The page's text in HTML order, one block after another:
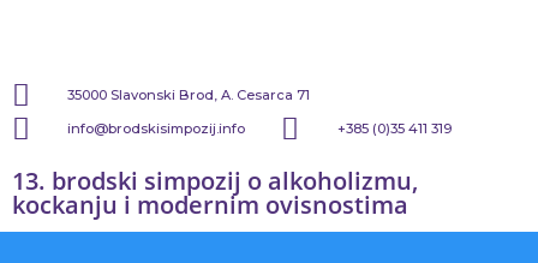
35000 Slavonski Brod, A. Cesarca 71
info@brodskisimpozij.info
+385 (0)35 411 319
13. brodski simpozij o alkoholizmu,
kockanju i modernim ovisnostima